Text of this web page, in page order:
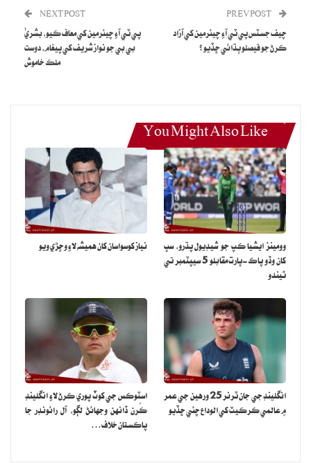
چيف جسٽس پي ٽي آءِ چيئرمين کي آزاد
ڪرڻ جو فيصلو ٻڌائي ڇڏيو ؟
NEXT POST
پي ٽي آءِ چيئرمين کي معاف ڪيو، بشريٰ
بي بي جو نواز شريف کي پيغام، دوست
ملڪ خاموش
You Might Also Like
وومينز ايشيا ڪپ جو شيڊيول پڌرو، سڀ
کان وڏو پاڪ-ڀارت مقابلو 5 سيپٽمبر تي
ٿيندو
نياز کوسواسان کان هميشه لاءِ وڇڙي ويو
انگلينڊ جي جان ٽرنر 25 ورهين جي عمر
۾ عالمي ڪرڪيٽ کي الوداع چئي ڇڏيو
اسٽوڪس جي کوٽ پوري ڪرڻ لاءِ انگلينڊ
ڪُرن ڏانهن وجهائڻ لڳو، آل رائونڊر جا
پاڪستان خلاف…